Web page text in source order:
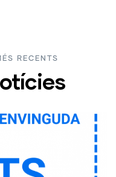
RECENTS